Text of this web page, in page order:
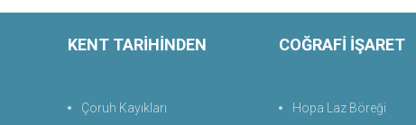
KENT TARİHİNDEN
Çoruh Kayıkları
COĞRAFİ İŞARET
Hopa Laz Böreği